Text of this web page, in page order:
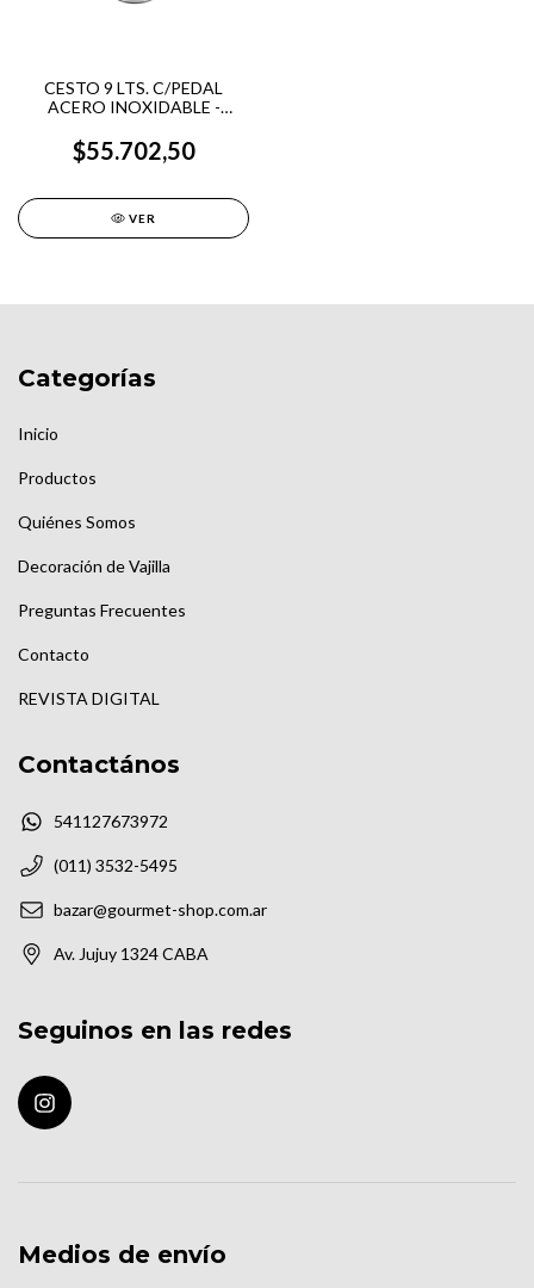
CESTO 9 LTS. C/PEDAL
ACERO INOXIDABLE -
$55.702,50
VER
Categorías
Inicio
Productos
Quiénes Somos
Decoración de Vajilla
Preguntas Frecuentes
Contacto
REVISTA DIGITAL
Contactános
541127673972
(011) 3532-5495
bazar@gourmet-shop.com.ar
Av. Jujuy 1324 CABA
Seguinos en las redes
Medios de envío